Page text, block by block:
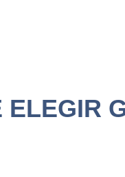
ELEGIR